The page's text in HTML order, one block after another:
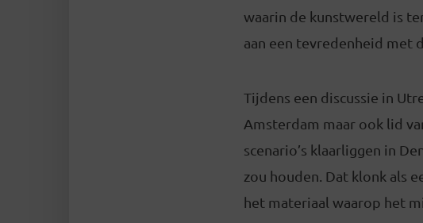
waarin de kunstwereld is
aan een tevredenheid met
Tijdens een discussie in
Amsterdam maar ook lid
scenario’s klaarliggen in
zou houden. Dat klonk als
het materiaal waarop het